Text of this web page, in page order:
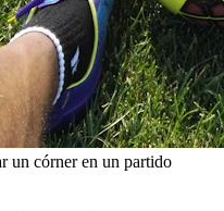
un córner en un partido